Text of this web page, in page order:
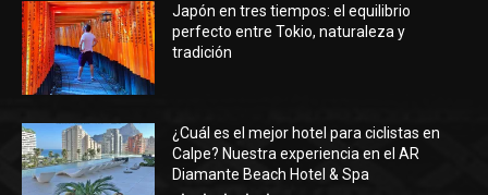
Japón en tres tiempos: el equilibrio
perfecto entre Tokio, naturaleza y
tradición
¿Cuál es el mejor hotel para ciclistas en
Calpe? Nuestra experiencia en el AR
Diamante Beach Hotel & Spa